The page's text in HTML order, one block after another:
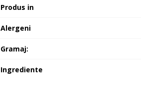
Produs in
Alergeni
Gramaj:
Ingrediente